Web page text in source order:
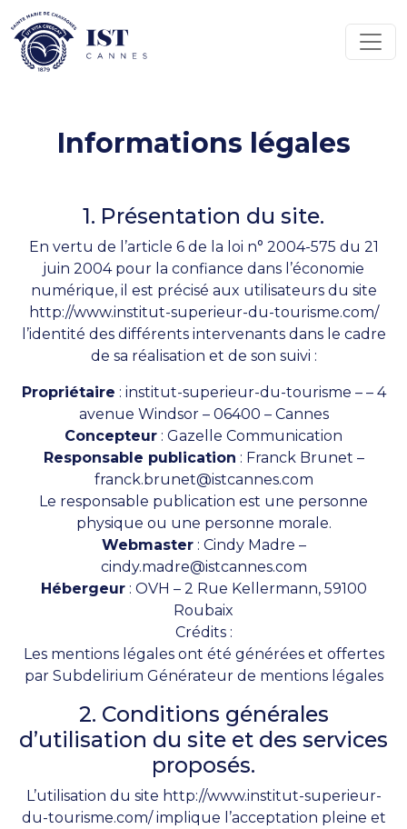
Passer au contenu
Navigation principale
Informations légales
1. Présentation du site.
En vertu de l’article 6 de la loi n° 2004-575 du 21
juin 2004 pour la confiance dans l’économie
numérique, il est précisé aux utilisateurs du site
http://www.institut-superieur-du-tourisme.com/
l’identité des différents intervenants dans le cadre
de sa réalisation et de son suivi :
Propriétaire : institut-superieur-du-tourisme – – 4
avenue Windsor – 06400 – Cannes
Concepteur : Gazelle Communication
Responsable publication : Franck Brunet –
franck.brunet@istcannes.com
Le responsable publication est une personne
physique ou une personne morale.
Webmaster: Cindy Madre –
cindy.madre@istcannes.com
Hébergeur: OVH – 2 Rue Kellermann, 59100
Roubaix
Crédits :
Les mentions légales ont été générées et offertes
par Subdelirium Générateur de mentions légales
2. Conditions générales
d’utilisation du site et des services
proposés.
L’utilisation du site http://www.institut-superieur-
du-tourisme.com/implique l’acceptation pleine et